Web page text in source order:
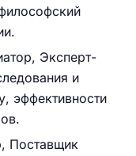
Эксперт-
и
эффективности
Поставщик